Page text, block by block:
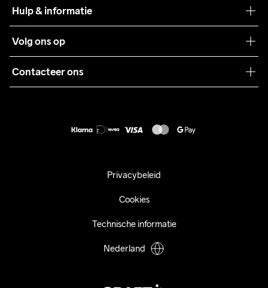
Teamwear
Samenwerkingen
Pers
Hulp & informatie
Algemene voorwaarden
Retour
Volg ons op
Contacteer ons
Privacybeleid
Cookies
Technische informatie
Nederland